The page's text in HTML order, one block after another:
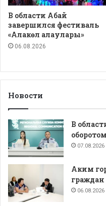
В области Абай
завершился фестиваль
«Алакөл алаулары»
06.08.2026
Новости
В
07.08.2026
Аким
граждан
06.08.2026